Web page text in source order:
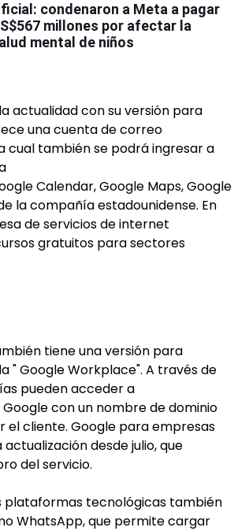
condenaron a Meta a pagar
millones por afectar la
mental de niños
actualidad con su versión para
una cuenta de correo
cual también se podrá ingresar a
Calendar, Google Maps,
la compañía estadounidense. En
de servicios de internet
gratuitos para sectores
tiene una versión para
" Google Workplace". A través de
pueden acceder a
con un nombre de dominio
el cliente. Google para empresas
desde julio, que
del servicio.
plataformas tecnológicas también
WhatsApp, que permite cargar